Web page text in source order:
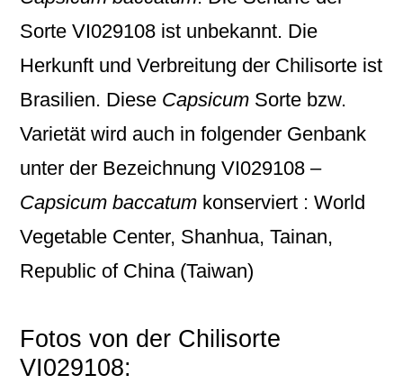
Sorte VI029108 ist unbekannt. Die
Herkunft und Verbreitung der Chilisorte ist
Brasilien. Diese Capsicum Sorte bzw.
Varietät wird auch in folgender Genbank
unter der BezeichnungVI029108 –
Capsicum baccatum konserviert : World
Vegetable Center, Shanhua, Tainan,
Republic of China (Taiwan)
Fotos von der Chilisorte
VI029108: